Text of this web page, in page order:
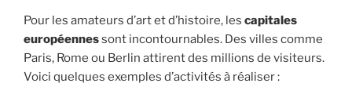
Pour les amateurs d’art et d’histoire, les capitales
européennessont incontournables. Des villes comme
Paris, Rome ou Berlin attirent des millions de visiteurs.
Voici quelques exemples d’activités à réaliser :